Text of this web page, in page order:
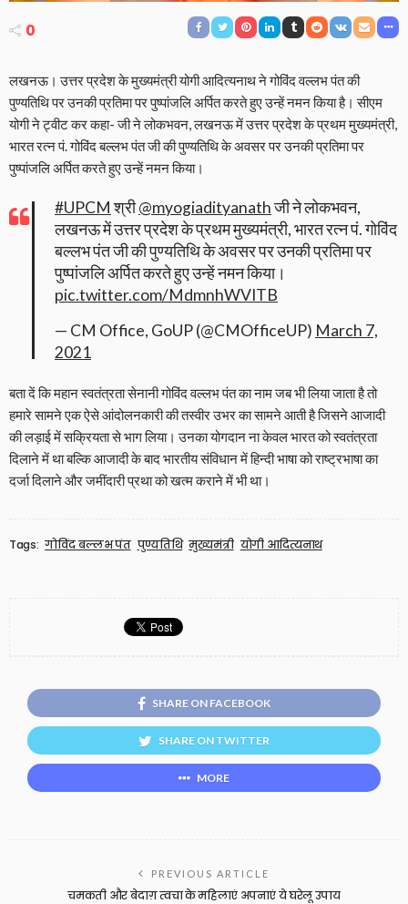
0
लखनऊ। उत्तर प्रदेश के मुख्यमंत्री योगी आदित्यनाथ ने गोविंद वल्लभ पंत की
पुण्यतिथि पर उनकी प्रतिमा पर पुष्पांजलि अर्पित करते हुए उन्हें नमन किया है। सीएम
योगी ने ट्वीट कर कहा- जी ने लोकभवन, लखनऊ में उत्तर प्रदेश के प्रथम मुख्यमंत्री,
भारत रत्न पं. गोविंद बल्लभ पंत जी की पुण्यतिथि के अवसर पर उनकी प्रतिमा पर
पुष्पांजलि अर्पित करते हुए उन्हें नमन किया।
#UPCMश्री@myogiadityanathजी ने लोकभवन,
लखनऊ में उत्तर प्रदेश के प्रथम मुख्यमंत्री, भारत रत्न पं. गोविंद
बल्लभ पंत जी की पुण्यतिथि के अवसर पर उनकी प्रतिमा पर
पुष्पांजलि अर्पित करते हुए उन्हें नमन किया।
pic.twitter.com/MdmnhWVITB
— CM Office, GoUP (@CMOfficeUP) March 7,
2021
बता दें कि महान स्वतंत्रता सेनानी गोविंद वल्लभ पंत का नाम जब भी लिया जाता है तो
हमारे सामने एक ऐसे आंदोलनकारी की तस्वीर उभर का सामने आती है जिसने आजादी
की लड़ाई में सक्रियता से भाग लिया। उनका योगदान ना केवल भारत को स्वतंत्रता
दिलाने में था बल्कि आजादी के बाद भारतीय संविधान में हिन्दी भाषा को राष्ट्रभाषा का
दर्जा दिलाने और जमींदारी प्रथा को खत्म कराने में भी था।
Tags: गोविंद बल्लभ पंत पुण्यतिथि मुख्यमंत्री योगी आदित्यनाथ
SHARE ON FACEBOOK
SHARE ON TWITTER
MORE
PREVIOUS ARTICLE
चमकती और बेदाग़ त्वचा के महिलाएं अपनाएं ये घरेलू उपाय